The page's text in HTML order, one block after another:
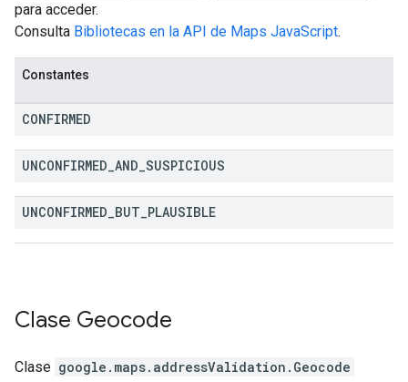
para acceder.
Consulta Bibliotecas en la API de Maps JavaScript.
Constantes
CONFIRMED
UNCONFIRMED AND SUSPICIOUS
UNCONFIRMED BUT PLAUSIBLE
Clase Geocode
Clase google.maps.addressValidation . Geocode